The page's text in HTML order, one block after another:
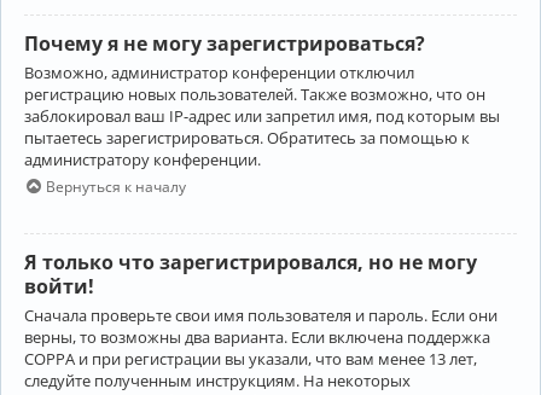
Почему я не могу зарегистрироваться?
Возможно, администратор конференции отключил
регистрацию новых пользователей. Также возможно, что он
заблокировал ваш IP-адрес или запретил имя, под которым вы
пытаетесь зарегистрироваться. Обратитесь за помощью к
администратору конференции.
Вернуться к началу
Я только что зарегистрировался, но не могу
войти!
Сначала проверьте свои имя пользователя и пароль. Если они
верны, то возможны два варианта. Если включена поддержка
COPPA и при регистрации вы указали, что вам менее 13 лет,
следуйте полученным инструкциям. На некоторых